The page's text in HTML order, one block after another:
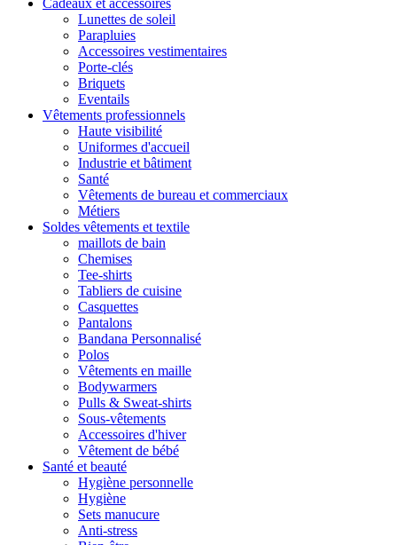
Lunettes de soleil
Parapluies
Accessoires vestimentaires
Porte-clés
Briquets
Eventails
Vêtements professionnels
Haute visibilité
Uniformes d'accueil
Industrie et bâtiment
Santé
Vêtements de bureau et commerciaux
Métiers
Soldes vêtements et textile
maillots de bain
Chemises
Tee-shirts
Tabliers de cuisine
Casquettes
Pantalons
Bandana Personnalisé
Polos
Vêtements en maille
Bodywarmers
Pulls & Sweat-shirts
Sous-vêtements
Accessoires d'hiver
Vêtement de bébé
Santé et beauté
Hygiène personnelle
Hygiène
Sets manucure
Anti-stress